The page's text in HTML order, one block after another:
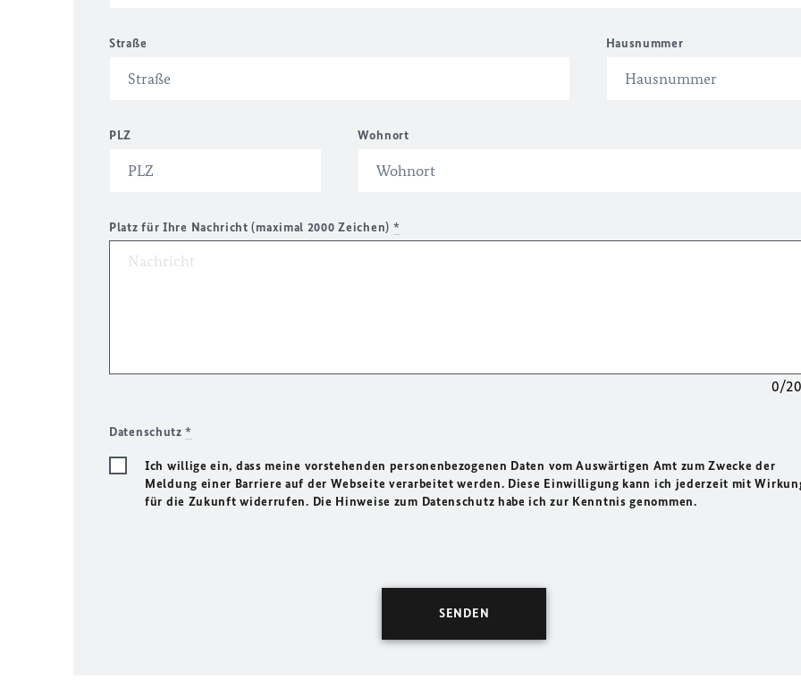
Straße Hausnummer
PLZ Wohnort
Platz für Ihre Nachricht (maximal 2000 Zeichen) *
0/
Datenschutz*
Ich willige ein, dass meine vorstehenden personenbezogenen Daten vom Auswärtigen Amt zum Zwecke der
Meldung einer Barriere auf der Webseite verarbeitet werden. Diese Einwilligung kann ich jederzeit mit
für die Zukunft widerrufen. Die Hinweise zum Datenschutz habe ich zur Kenntnis genommen.